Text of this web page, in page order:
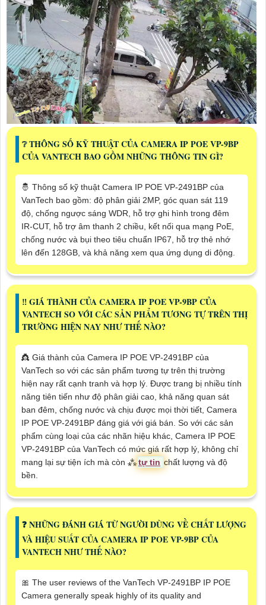
❔ THÔNG SỐ KỸ THUẬT CỦA CAMERA IP POE VP-9BP
CỦA VANTECH BAO GỒM NHỮNG THÔNG TIN GÌ?
🤴 Thông số kỹ thuật Camera IP POE VP-2491BP của
VanTech bao gồm: độ phân giải 2MP, góc quan sát 119
độ, chống ngược sáng WDR, hỗ trợ ghi hình trong đêm
IR-CUT, hỗ trợ âm thanh 2 chiều, kết nối qua mạng PoE,
chống nước và bụi theo tiêu chuẩn IP67, hỗ trợ thẻ nhớ
lên đến 128GB, và khả năng xem qua ứng dụng di động.
‼️ GIÁ THÀNH CỦA CAMERA IP POE VP-9BP CỦA
VANTECH SO VỚI CÁC SẢN PHẨM TƯƠNG TỰ TRÊN THỊ
TRƯỜNG HIỆN NAY NHƯ THẾ NÀO?
👸 Giá thành của Camera IP POE VP-2491BP của
VanTech so với các sản phẩm tương tự trên thị trường
hiện nay rất cạnh tranh và hợp lý. Được trang bị nhiều tính
năng tiên tiến như độ phân giải cao, khả năng quan sát
ban đêm, chống nước và chịu được mọi thời tiết, Camera
IP POE VP-2491BP đáng giá với giá bán. So với các sản
phẩm cùng loại của các nhãn hiệu khác, Camera IP POE
VP-2491BP của VanTech có mức giá rất hợp lý, không chỉ
mang lại sự tiện ích mà còn ⁂tự tin chất lượng và độ
bền.
️❓ NHỮNG ĐÁNH GIÁ TỪ NGƯỜI DÙNG VỀ CHẤT LƯỢNG
VÀ HIỆU SUẤT CỦA CAMERA IP POE VP-9BP CỦA
VANTECH NHƯ THẾ NÀO?
🎀 The user reviews of the VanTech VP-2491BP IP POE
Camera generally speak highly of its quality and